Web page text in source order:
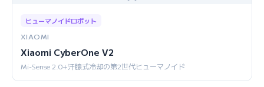
ヒューマノイドロボット
XIAOMI
Xiaomi CyberOne V2
Mi-Sense 2.0+汗腺式冷却の第2世代ヒューマノイド